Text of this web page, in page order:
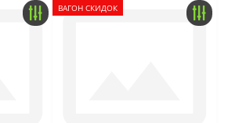
ВАГОН СКИДОК